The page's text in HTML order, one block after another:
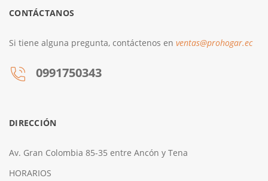
CONTÁCTANOS
Si tiene alguna pregunta, contáctenos en ventas@prohogar.ec
0991750343
DIRECCIÓN
Av. Gran Colombia 85-35 entre Ancón y Tena
HORARIOS